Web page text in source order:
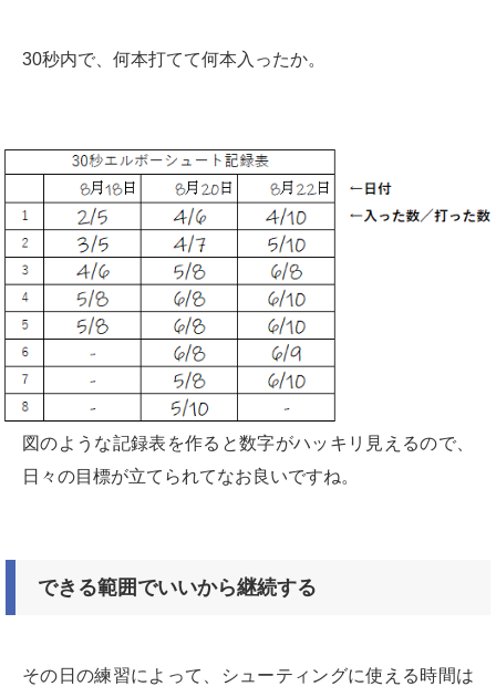
30秒内で、何本打てて何本入ったか。
図のような記録表を作ると数字がハッキリ見えるので、
日々の目標が立てられてなお良いですね。
できる範囲でいいから継続する
その日の練習によって、シューティングに使える時間は